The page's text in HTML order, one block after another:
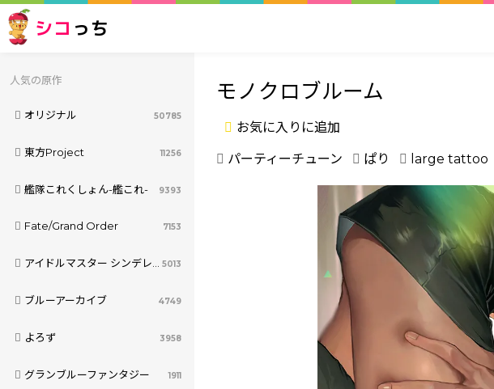
シコ っち
人気の原作
オリジナル 50785
東方Project 11256
艦隊これくしょん-艦これ- 9393
Fate/Grand Order 7153
アイドルマスター シンデレラガールズ 5013
ブルーアーカイブ 4749
よろず 3958
グランブルーファンタジー 1911
モノクロブルーム
お気に入りに追加
パーティーチューン ぱり large tattoo